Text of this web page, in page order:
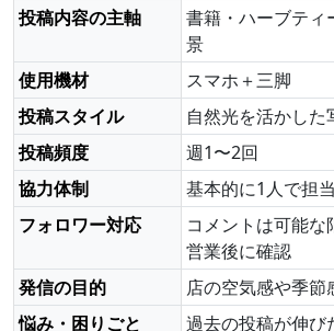
投稿内容の主軸
書籍・ハーブティ
景
使用機材
スマホ＋三脚
投稿スタイル
自然光を活かし
投稿頻度
週1〜2回
協力体制
基本的に1人で担当
フォロワー対応
コメントは可能
営業後に確認
発信の目的
店の空気感や季節
悩み・困りごと
過去の投稿が伸び